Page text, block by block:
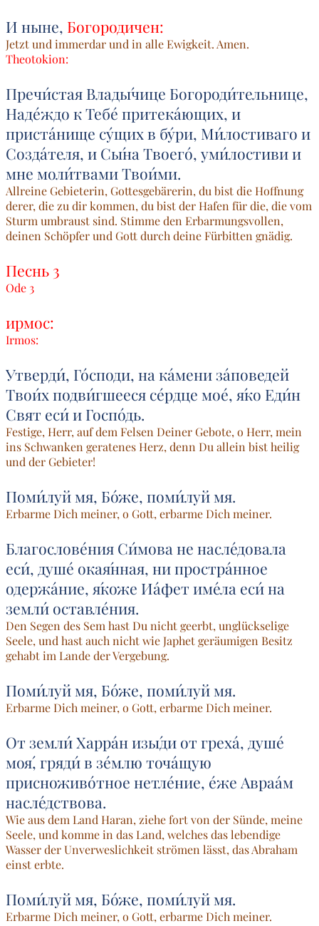
И ныне, Богородичен:
Jetzt und immerdar und in alle Ewigkeit. Amen.
Theotokion:
Пречи́стая Влады́чице Богороди́тельнице,
Наде́ждо к Тебе́ притека́ющих, и
приста́нище су́щих в бу́ри, Ми́лостиваго и
Созда́теля, и Сы́на Твоего́, уми́лостиви и
мне моли́твами Твои́ми.
Allreine Gebieterin, Gottesgebärerin, du bist die Hoffnung
derer, die zu dir kommen, du bist der Hafen für die, die vom
Sturm umbraust sind. Stimme den Erbarmungsvollen,
deinen Schöpfer und Gott durch deine Fürbitten gnädig.
Песнь 3
Ode 3
ирмос:
Irmos:
Утверди́, Го́споди, на ка́мени за́поведей
Твои́х подви́гшееся се́рдце мое́, я́ко Еди́н
Свят еси́ и Госпо́дь.
Festige, Herr, auf dem Felsen Deiner Gebote, o Herr, mein
ins Schwanken geratenes Herz, denn Du allein bist heilig
und der Gebieter!
Поми́луй мя, Бо́же, поми́луй мя.
Erbarme Dich meiner, o Gott, erbarme Dich meiner.
Благослове́ния Си́мова не насле́довала
еси́, душе́ окая́нная, ни простра́нное
одержа́ние, я́коже Иа́фет име́ла еси́ на
земли́ оставле́ния.
Den Segen des Sem hast Du nicht geerbt, unglückselige
Seele, und hast auch nicht wie Japhet geräumigen Besitz
gehabt im Lande der Vergebung.
Поми́луй мя, Бо́же, поми́луй мя.
Erbarme Dich meiner, o Gott, erbarme Dich meiner.
От земли́ Харра́н изы́ди от греха́, душе́
моя́, гряди́ в зе́млю точа́щую
присноживо́тное нетле́ние, е́же Авраа́м
насле́дствова.
Wie aus dem Land Haran, ziehe fort von der Sünde, meine
Seele, und komme in das Land, welches das lebendige
Wasser der Unverweslichkeit strömen lässt, das Abraham
einst erbte.
Поми́луй мя, Бо́же, поми́луй мя.
Erbarme Dich meiner, o Gott, erbarme Dich meiner.